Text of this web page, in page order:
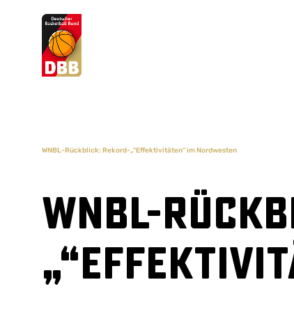
Suchvorschläge
WNBL-Rückblick: Rekord-„“Effektivitäten“ im Nordwesten
WNBL-